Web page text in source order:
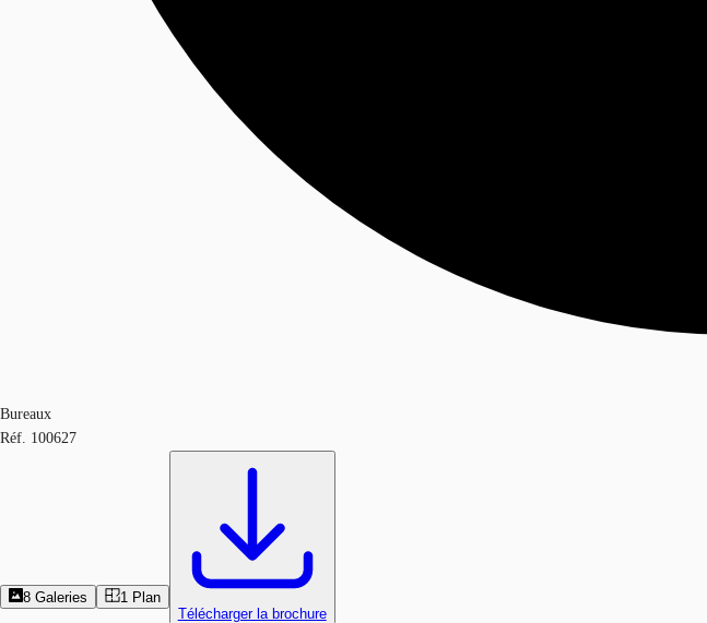
Bureaux
Réf. 100627
8 Galeries 1 Plan
Télécharger la brochure